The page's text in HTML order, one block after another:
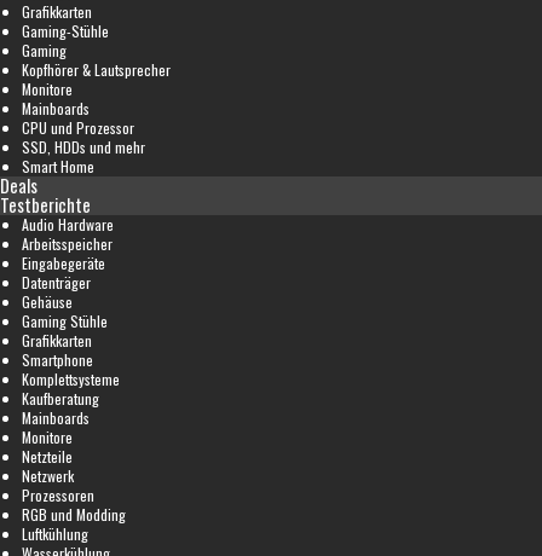
Grafikkarten
Gaming-Stühle
Gaming
Kopfhörer & Lautsprecher
Monitore
Mainboards
CPU und Prozessor
SSD, HDDs und mehr
Smart Home
Deals
Testberichte
Audio Hardware
Arbeitsspeicher
Eingabegeräte
Datenträger
Gehäuse
Gaming Stühle
Grafikkarten
Smartphone
Komplettsysteme
Kaufberatung
Mainboards
Monitore
Netzteile
Netzwerk
Prozessoren
RGB und Modding
Luftkühlung